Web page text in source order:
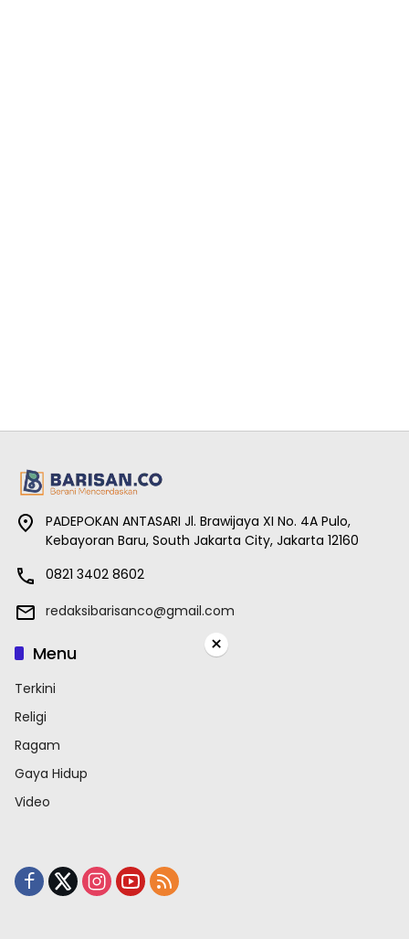
PADEPOKAN ANTASARI Jl. Brawijaya XI No. 4A Pulo,
Kebayoran Baru, South Jakarta City, Jakarta 12160
0821 3402 8602
redaksibarisanco@gmail.com
Menu
Terkini
Religi
Ragam
Gaya Hidup
Video
×